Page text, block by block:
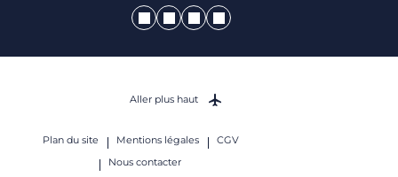
Plan du site Mentions légales
CGV
Nous contacter
Aller plus haut